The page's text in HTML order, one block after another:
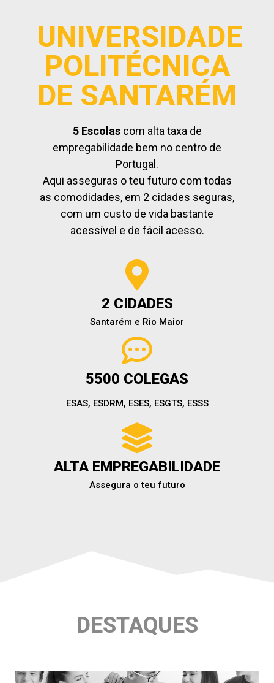
UNIVERSIDADE
POLITÉCNICA
DE SANTARÉM
5 Escolascom alta taxa de
empregabilidade bem no centro de
Portugal.
Aqui asseguras o teu futuro com todas
as comodidades, em 2 cidades seguras,
com um custo de vida bastante
acessível e de fácil acesso.
2 CIDADES
Santarém e Rio Maior
5500 COLEGAS
ESAS, ESDRM, ESES, ESGTS, ESSS
ALTA EMPREGABILIDADE
Assegura o teu futuro
DESTAQUES